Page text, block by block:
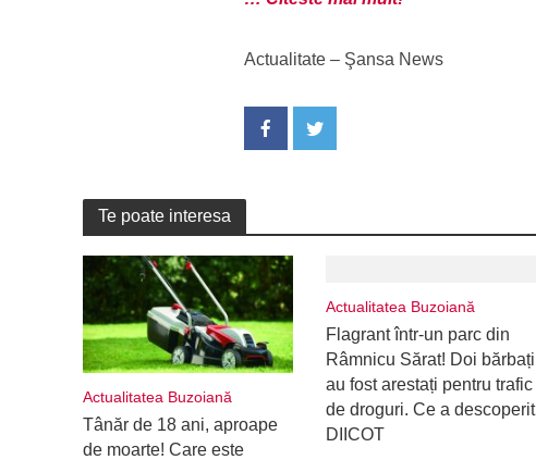
Actualitate – Şansa News
Te poate interesa
Actualitatea Buzoiană
Tânăr de 18 ani, aproape
de moarte! Care este
Actualitatea Buzoiană
Flagrant într-un parc din
Râmnicu Sărat! Doi bărbați
au fost arestați pentru trafic
de droguri. Ce a descoperit
DIICOT